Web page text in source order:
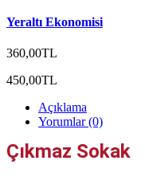
Yeraltı Ekonomisi
360,00TL
450,00TL
Açıklama
Yorumlar (0)
Çıkmaz Sokak